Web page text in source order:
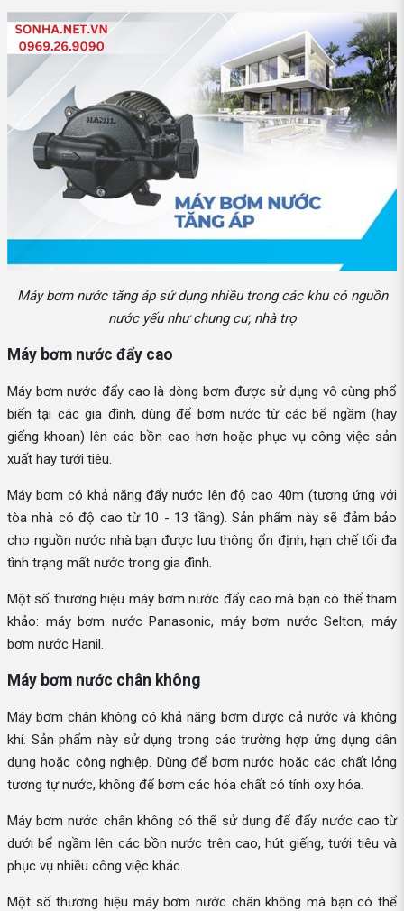
Máy bơm nước tăng áp sử dụng nhiều trong các khu có nguồn
nước yếu như chung cư, nhà trọ
Máy bơm nước đẩy cao
Máy bơm nước đẩy cao là dòng bơm được sử dụng vô cùng phổ
biến tại các gia đình, dùng để bơm nước từ các bể ngầm (hay
giếng khoan) lên các bồn cao hơn hoặc phục vụ công việc sản
xuất hay tưới tiêu.
Máy bơm có khả năng đẩy nước lên độ cao 40m (tương ứng với
tòa nhà có độ cao từ 10 - 13 tầng). Sản phẩm này sẽ đảm bảo
cho nguồn nước nhà bạn được lưu thông ổn định, hạn chế tối đa
tình trạng mất nước trong gia đình.
Một số thương hiệu máy bơm nước đẩy cao mà bạn có thể tham
khảo: máy bơm nước Panasonic, máy bơm nước Selton, máy
bơm nước Hanil.
Máy bơm nước chân không
Máy bơm chân không có khả năng bơm được cả nước và không
khí. Sản phẩm này sử dụng trong các trường hợp ứng dụng dân
dụng hoặc công nghiệp. Dùng để bơm nước hoặc các chất lỏng
tương tự nước, không để bơm các hóa chất có tính oxy hóa.
Máy bơm nước chân không có thể sử dụng để đẩy nước cao từ
dưới bể ngầm lên các bồn nước trên cao, hút giếng, tưới tiêu và
phục vụ nhiều công việc khác.
Một số thương hiệu máy bơm nước chân không mà bạn có thể